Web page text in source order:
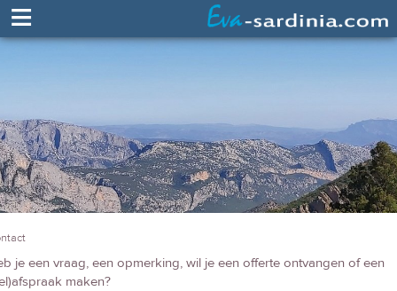
≡
je een vraag, een opmerking, wil je een offerte ontvangen of een
maken?